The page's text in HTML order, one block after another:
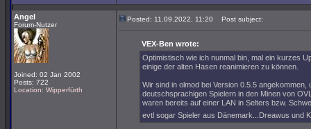
Angel
Forum-Nutzer
Joined: 02 Jan 2002
Posts: 722
Location: Wipperfürth
Posted: 11.09.2022, 11:20 Post subject:
VEX-Ben wrote:
Optimistisch wie ich nunmal bin, mal ein kurzes
einige der alten Hasen reanimieren zu können.
Wir sind in olmod bei Version 0.5.5
deutschsprachigen Spielern in den Minen von
waren bereits auf einer LAN in Selters bzw.
evtl sogar Spieler aus Dänemark...Dreawus und